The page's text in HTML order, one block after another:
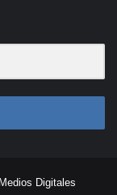
Digitales